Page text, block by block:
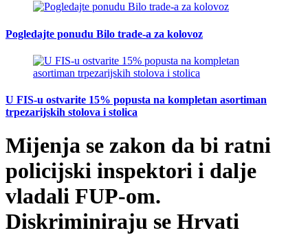
Pogledajte ponudu Bilo trade-a za kolovoz
U FIS-u ostvarite 15% popusta na kompletan asortiman
trpezarijskih stolova i stolica
Mijenja se zakon da bi ratni
policijski inspektori i dalje
vladali FUP-om.
Diskriminiraju se Hrvati